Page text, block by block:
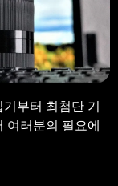
부터 최첨단 기
여러분의 필요에